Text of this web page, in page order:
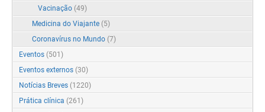
Vacinação (49)
Medicina do Viajante (5)
Coronavírus no Mundo (7)
Eventos (501)
Eventos externos (30)
Notícias Breves (1220)
Prática clínica (261)